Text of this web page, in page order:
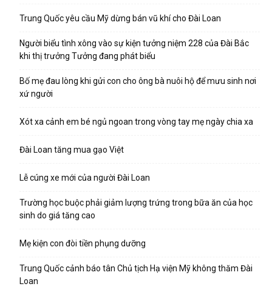
Trung Quốc yêu cầu Mỹ dừng bán vũ khí cho Đài Loan
Người biểu tình xông vào sự kiện tưởng niệm 228 của Đài Bắc
khi thị trưởng Tưởng đang phát biểu
Bố mẹ đau lòng khi gửi con cho ông bà nuôi hộ để mưu sinh nơi
xứ người
Xót xa cảnh em bé ngủ ngoan trong vòng tay mẹ ngày chia xa
Đài Loan tăng mua gạo Việt
Lễ cúng xe mới của người Đài Loan
Trường học buộc phải giảm lượng trứng trong bữa ăn của học
sinh do giá tăng cao
Mẹ kiện con đòi tiền phụng dưỡng
Trung Quốc cảnh báo tân Chủ tịch Hạ viện Mỹ không thăm Đài
Loan